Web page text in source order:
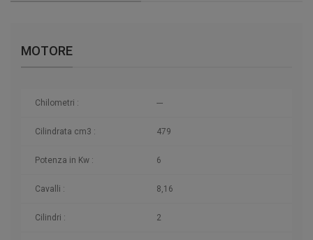
MOTORE
Chilometri : ---
Cilindrata cm3 : 479
Potenza in Kw : 6
Cavalli : 8,16
Cilindri : 2